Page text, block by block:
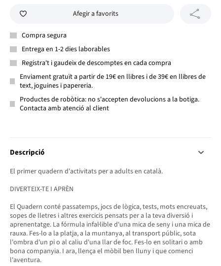
Afegir a favorits
Compra segura
Entrega en 1-2 dies laborables
Registra't i gaudeix de descomptes en cada compra
Enviament gratuït a partir de 19€ en llibres i de 39€ en llibres de
text, joguines i papereria.
Productes de robòtica: no s'accepten devolucions a la botiga.
Contacta amb atenció al client
Descripció
El primer quadern d'activitats per a adults en català.
DIVERTEIX-TE I APRÈN
El Quadern conté passatemps, jocs de lògica, tests, mots encreuats,
sopes de lletres i altres exercicis pensats per a la teva diversió i
aprenentatge. La fórmula infal·lible d'una mica de seny i una mica de
rauxa. Fes-lo a la platja, a la muntanya, al transport públic, sota
l'ombra d'un pi o al caliu d'una llar de foc. Fes-lo en solitari o amb
bona companyia. I ara, llença el mòbil ben lluny i que comenci
l'aventura.